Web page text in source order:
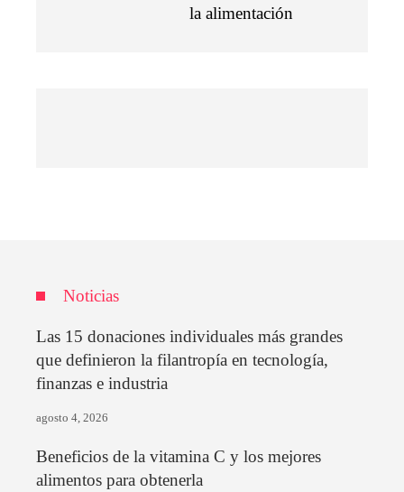
la alimentación
Noticias
Las 15 donaciones individuales más grandes
que definieron la filantropía en tecnología,
finanzas e industria
agosto 4, 2026
Beneficios de la vitamina C y los mejores
alimentos para obtenerla